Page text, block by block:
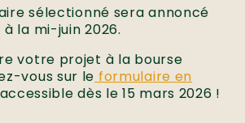
sélectionné sera annoncé
la mi-juin 2026.
votre projet à la bourse
vous sur le formulaire en
dès le 15 mars 2026 !